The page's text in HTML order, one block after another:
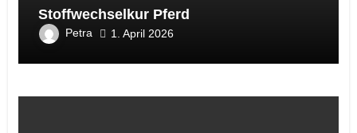
Stoffwechselkur Pferd
Petra 1. April 2026